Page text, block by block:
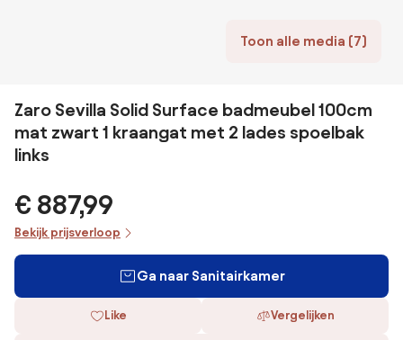
Toon alle media (7)
Zaro Sevilla Solid Surface badmeubel 100cm
mat zwart 1 kraangat met 2 lades spoelbak
links
€ 887,99
Bekijk prijsverloop
Ga naar Sanitairkamer
Like Vergelijken